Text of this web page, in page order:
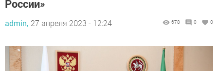
России»
admin, 27 апреля 2023 - 12:24 678 0 0